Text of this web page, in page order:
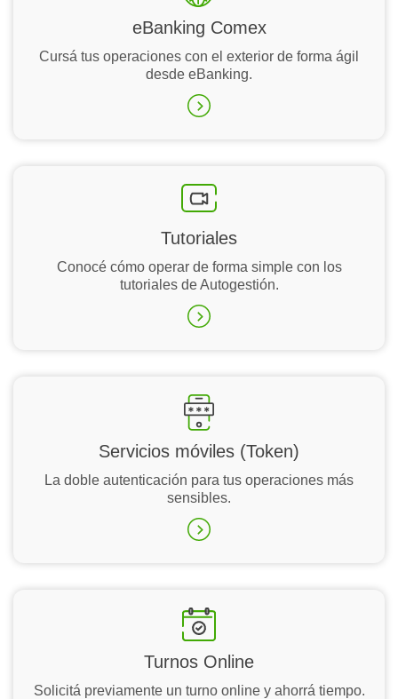
eBanking Comex
Cursá tus operaciones con el exterior de forma ágil
desde eBanking.
Tutoriales
Conocé cómo operar de forma simple con los
tutoriales de Autogestión.
Servicios móviles (Token)
La doble autenticación para tus operaciones más
sensibles.
Turnos Online
Solicitá previamente un turno online y ahorrá tiempo.